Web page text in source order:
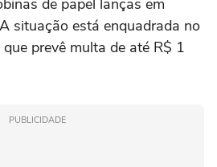
situação está enquadrada no
prevê multa de até R$ 1
PUBLICIDADE